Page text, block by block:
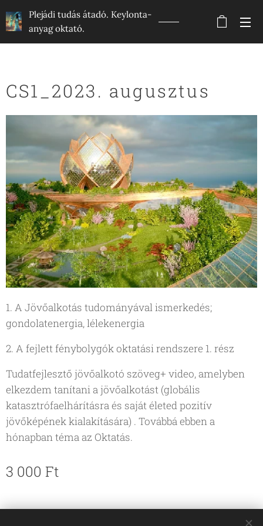
Plejádi tudás átadó. Keylonta-
anyag oktató.
CS1_2023. augusztus
1. A Jövőalkotás tudományával ismerkedés;
gondolatenergia, lélekenergia
2. A fejlett fénybolygók oktatási rendszere 1. rész
Tudatfejlesztő jövőalkotó szöveg+ video, amelyben
elkezdem tanítani a jövőalkotást (globális
katasztrófaelhárításra és saját életed pozitív
jövőképének kialakítására) . Továbbá ebben a
hónapban téma az Oktatás.
3 000 Ft